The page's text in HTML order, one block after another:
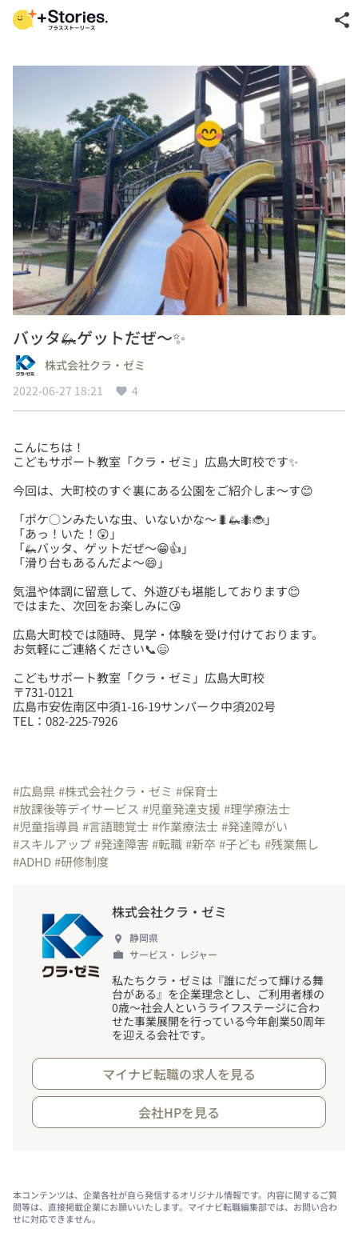
share
バッタ🦗ゲットだぜ～✨
株式会社クラ・ゼミ
2022-06-27 18:21
4
こんにちは！
「ポケ○ンみたいな虫、いないかな～🐛🦗🐜🐞」
「あっ！いた！😲」
「🦗バッタ、ゲットだぜ～😁👍」
気温や体調に留意して、外遊びも堪能しております😊
広島大町校では随時、見学・体験を受け付けております。
こどもサポート教室「クラ・ゼミ」広島大町校
〒731-0121
広島市安佐南区中須1-16-19サンパーク中須202号
TEL：082-225-7926
#広島県#株式会社クラ・ゼミ #保育士
#放課後等デイサービス #児童発達支援 #理学療法士
#児童指導員 #言語聴覚士#作業療法士#発達障がい
#スキルアップ#発達障害 #転職#新卒 #子ども #残業無し
#ADHD#研修制度
株式会社クラ・ゼミ
静岡県
サービス・ レジャー
私たちクラ・ゼミは『誰にだって輝ける舞
台がある』を企業理念とし、ご利用者様の
0歳～社会人というライフステージに合わ
せた事業展開を行っている今年創業50周年
を迎える会社です。
マイナビ転職の求人を見る
会社HPを見る
本コンテンツは、企業各社が自ら発信するオリジナル情報です。内容に関するご質
問等は、直接掲載企業にお願いいたします。マイナビ転職編集部では、お問い合わ
せに対応できません。